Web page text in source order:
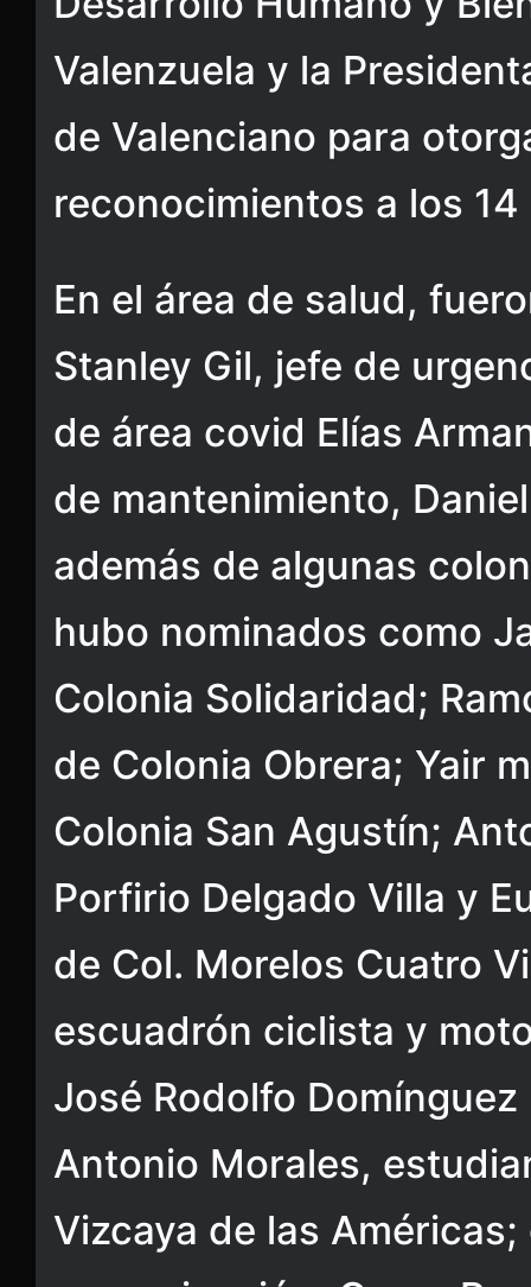
Valenzuela y la
de Valenciano para
reconocimientos a los
En el área de salud,
Stanley Gil, jefe de
de área covid Elías
de mantenimiento,
además de algunas
hubo nominados como
Colonia Solidaridad;
de Colonia Obrera; Yair
Colonia San Agustín;
Porfirio Delgado Villa y
de Col. Morelos Cuatro
escuadrón ciclista y
José Rodolfo Domínguez
Antonio Morales,
Vizcaya de las